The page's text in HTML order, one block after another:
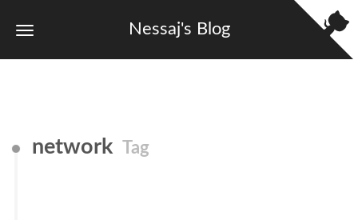
Nessaj's Blog
network Tag